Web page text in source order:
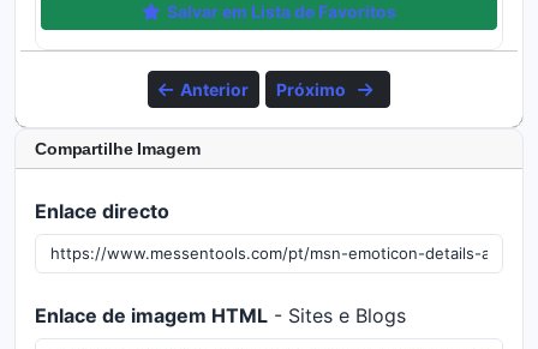
Salvar em Lista de Favoritos
Anterior Próximo
Compartilhe Imagem
Enlace directo
Enlace de imagem HTML - Sites e Blogs